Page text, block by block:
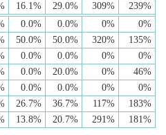
16.1% 29.0% 309% 239%
0.0% 0.0% 0%
0%
50.0% 50.0% 320%
135%
0.0% 0.0% 0%
0%
0.0% 20.0% 0%
46%
0.0% 0.0% 0%
0%
26.7% 36.7% 117%
183%
13.8% 20.7% 291% 181%